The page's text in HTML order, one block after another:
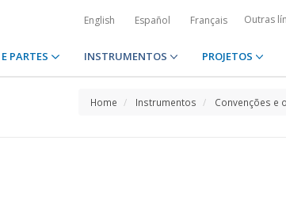
English Español Français Outras
PARTES INSTRUMENTOS PROJETOS
Home Instrumentos Convenções e